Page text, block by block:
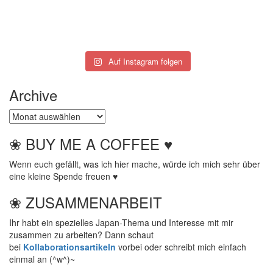
Auf Instagram folgen
Archive
Archive
❀ BUY ME A COFFEE ♥
Wenn euch gefällt, was ich hier mache, würde ich mich sehr über
eine kleine Spende freuen ♥
❀ ZUSAMMENARBEIT
Ihr habt ein spezielles Japan-Thema und Interesse mit mir
zusammen zu arbeiten? Dann schaut
bei Kollaborationsartikeln vorbei oder schreibt mich einfach
einmal an (^w^)~